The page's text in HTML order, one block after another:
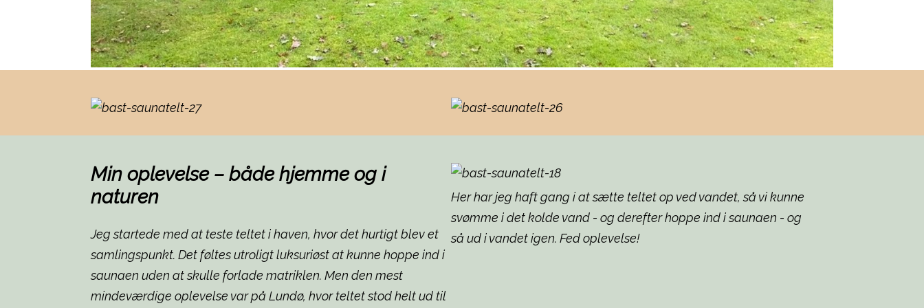
Min oplevelse – både hjemme og i
naturen
Jeg startede med at teste teltet i haven, hvor det hurtigt blev et
samlingspunkt. Det føltes utroligt luksuriøst at kunne hoppe ind i
saunaen uden at skulle forlade matriklen. Men den mest
mindeværdige oplevelse var på Lundø, hvor teltet stod helt ud til
Her har jeg haft gang i at sætte teltet op ved vandet, så vi kunne
svømme i det kolde vand - og derefter hoppe ind i saunaen - og
så ud i vandet igen. Fed oplevelse!